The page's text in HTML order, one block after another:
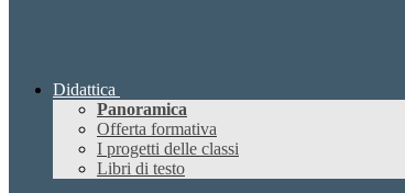
Didattica
Panoramica
Offerta formativa
I progetti delle classi
Libri di testo